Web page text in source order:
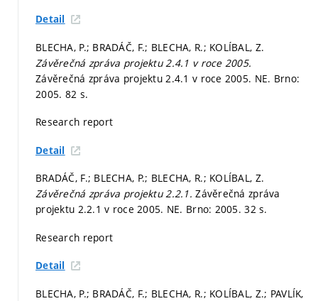
Detail
BLECHA, P.; BRADÁČ, F.; BLECHA, R.; KOLÍBAL, Z.
Závěrečná zpráva projektu 2.4.1 v roce 2005.
Závěrečná zpráva projektu 2.4.1 v roce 2005. NE. Brno:
2005. 82 s.
Research report
Detail
BRADÁČ, F.; BLECHA, P.; BLECHA, R.; KOLÍBAL, Z.
Závěrečná zpráva projektu 2.2.1.Závěrečná zpráva
projektu 2.2.1 v roce 2005. NE. Brno: 2005. 32 s.
Research report
Detail
BLECHA, P.; BRADÁČ, F.; BLECHA, R.; KOLÍBAL, Z.; PAVLÍK,